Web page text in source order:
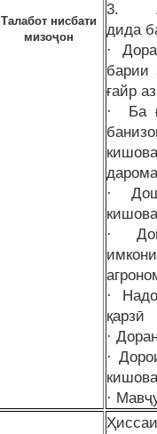
Талабот нисбати
мизоҷон
3.
дида
·
барии
ғайр
· Ба
·
·
·
қарзӣ
·
·
·